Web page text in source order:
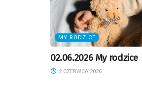
MY RODZICE
02.06.2026 My rodzice
2 CZERWCA 2026